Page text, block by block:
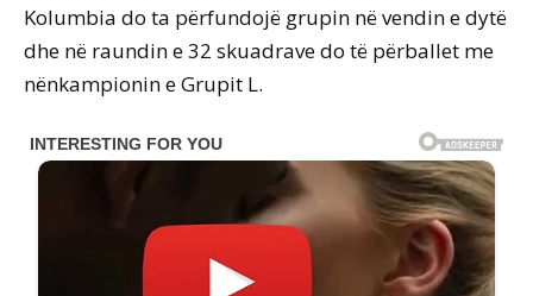
Kolumbia do ta përfundojë grupin në vendin e dytë
dhe në raundin e 32 skuadrave do të përballet me
nënkampionin e Grupit L.